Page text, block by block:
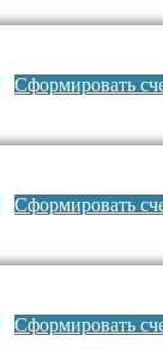
Сформировать
Сформировать
Сформировать